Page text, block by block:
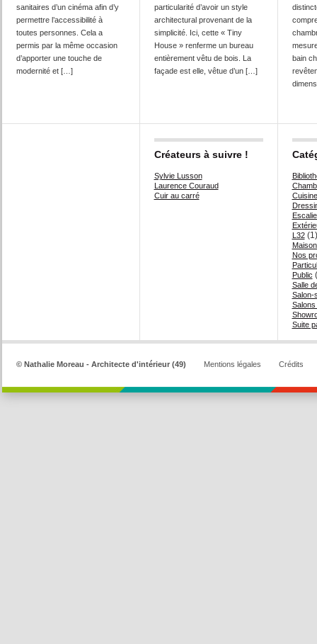
sanitaires d’un cinéma afin d’y
permettre l’accessibilité à
toutes personnes. Cela a
permis par la même occasion
d’apporter une touche de
modernité et […]
particularité d’avoir un style
architectural provenant de la
simplicité. Ici, cette « Tiny
House » renferme un bureau
entièrement vêtu de bois. La
façade est elle, vêtue d’un […]
bain
Créateurs à suivre !
Sylvie Lusson
Laurence Couraud
Cuir au carré
Cuisine
L32(1)
Nos
Public
Salle
Salon-
Suite
© Nathalie Moreau - Architecte d'intérieur (49) Mentions légales Crédits